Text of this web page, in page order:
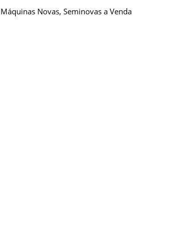
Máquinas Novas, Seminovas a Venda